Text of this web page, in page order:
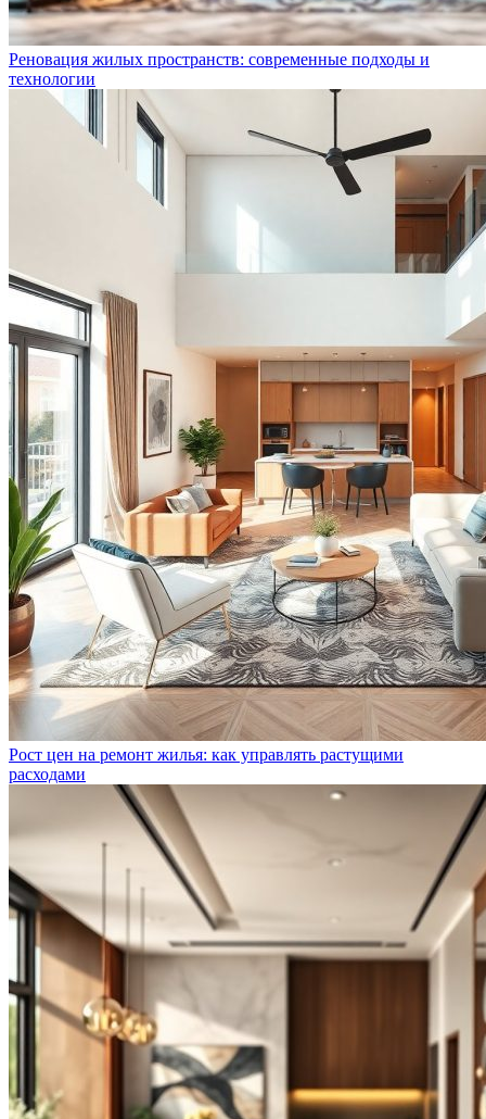
Реновация жилых пространств: современные подходы и
технологии
Рост цен на ремонт жилья: как управлять растущими
расходами